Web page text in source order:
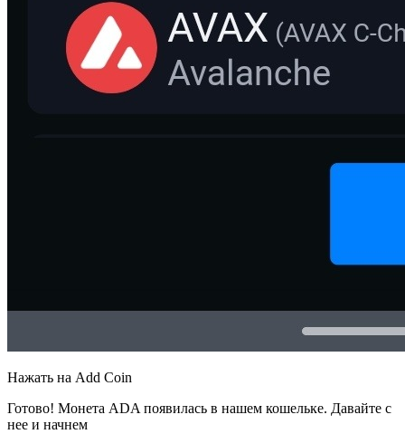
Нажать на Add Coin
Готово! Монета ADA появилась в нашем кошельке. Давайте с
нее и начнем